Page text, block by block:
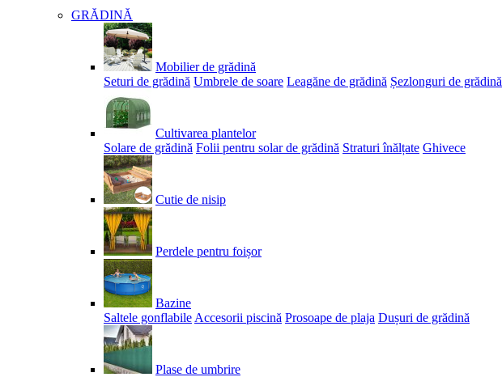
GRĂDINĂ
Mobilier de grădină
Seturi de grădină Umbrele de soare Leagăne de grădină Șezlonguri de grădină
Cultivarea plantelor
Solare de grădină Folii pentru solar de grădină Straturi înălțate Ghivece
Cutie de nisip
Perdele pentru foișor
Bazine
Saltele gonflabile Accesorii piscină Prosoape de plaja Dușuri de grădină
Plase de umbrire